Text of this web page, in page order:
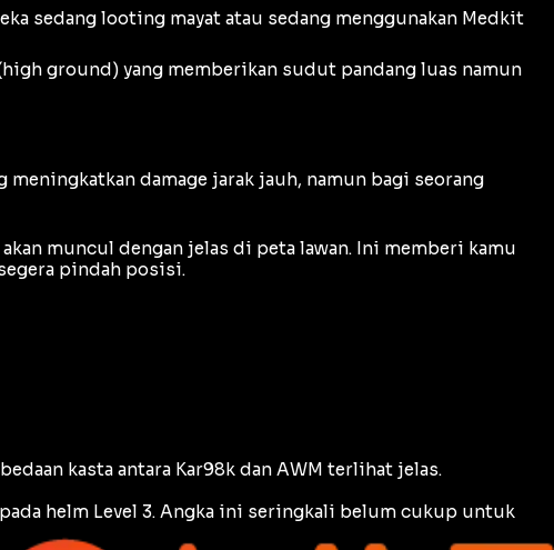
sedang looting mayat atau sedang menggunakan Medkit
high ground) yang memberikan sudut pandang luas namun
meningkatkan damage jarak jauh, namun bagi seorang
muncul dengan jelas di peta lawan. Ini memberi kamu
pindah posisi.
kasta antara Kar98k dan AWM terlihat jelas.
pada helm Level 3. Angka ini seringkali belum cukup untuk